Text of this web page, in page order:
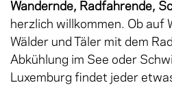
Wandernde, Radfahrende,
herzlich willkommen. Ob auf
Wälder und Täler mit dem
Abkühlung im See oder
Luxemburg findet jeder